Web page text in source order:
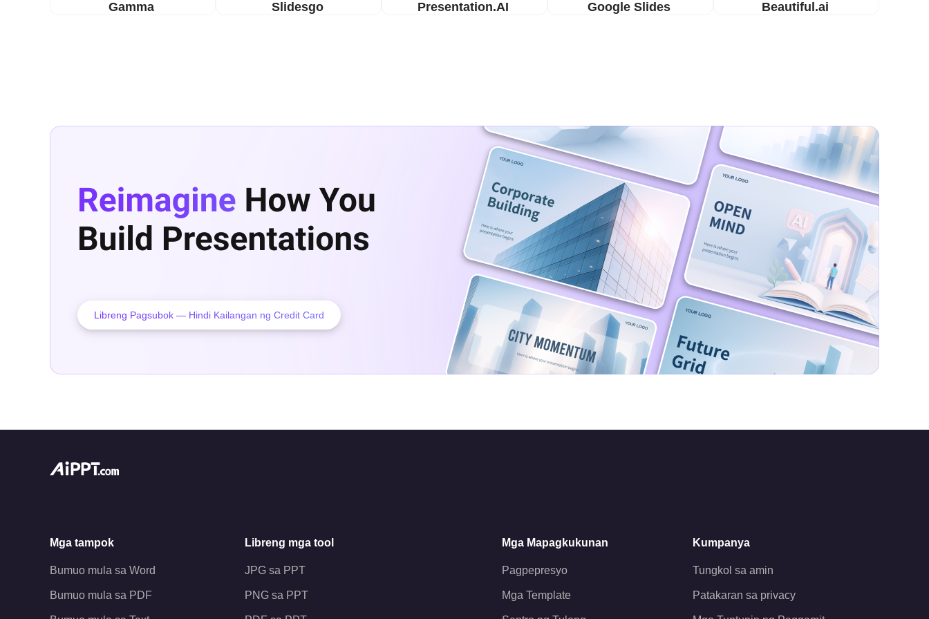
Gamma Slidesgo Presentation.AI Google Slides Beautiful.ai
Libreng Pagsubok — Hindi Kailangan ng Credit Card
Mga tampok
Bumuo mula sa Word
Bumuo mula sa PDF
Libreng mga tool
JPG sa PPT
PNG sa PPT
Mga Mapagkukunan
Pagpepresyo
Mga Template
Kumpanya
Tungkol sa amin
Patakaran sa privacy